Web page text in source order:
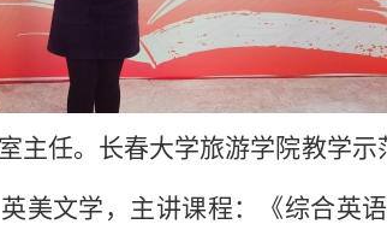
主任。长春大学旅游学院教学示
美文学，主讲课程：《综合英